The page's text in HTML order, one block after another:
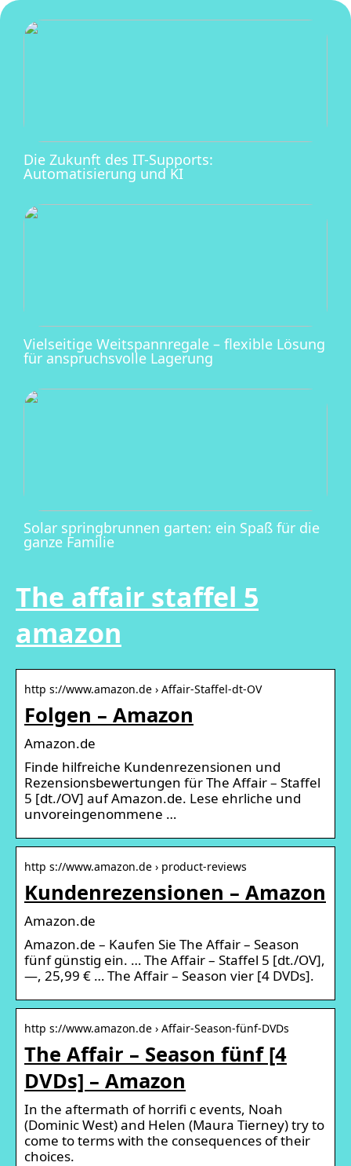
Die Zukunft des IT-Supports:
Automatisierung und KI
Vielseitige Weitspannregale – flexible Lösung
für anspruchsvolle Lagerung
Solar springbrunnen garten: ein Spaß für die
ganze Familie
The affair staffel 5
amazon
http s://www.amazon.de › Affair-Staffel-dt-OV
Folgen – Amazon
Amazon.de
Finde hilfreiche Kundenrezensionen und
Rezensionsbewertungen für The Affair – Staffel
5 [dt./OV] auf Amazon.de. Lese ehrliche und
unvoreingenommene …
http s://www.amazon.de › product-reviews
Kundenrezensionen – Amazon
Amazon.de
Amazon.de – Kaufen Sie The Affair – Season
fünf günstig ein. … The Affair – Staffel 5 [dt./OV],
—, 25,99 € … The Affair – Season vier [4 DVDs].
http s://www.amazon.de › Affair-Season-fünf-DVDs
The Affair – Season fünf [4
DVDs] – Amazon
In the aftermath of horrifi c events, Noah
(Dominic West) and Helen (Maura Tierney) try to
come to terms with the consequences of their
choices.